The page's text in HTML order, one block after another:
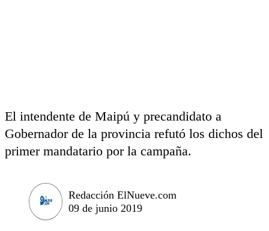
El intendente de Maipú y precandidato a
Gobernador de la provincia refutó los dichos del
primer mandatario por la campaña.
Redacción ElNueve.com
09 de junio 2019